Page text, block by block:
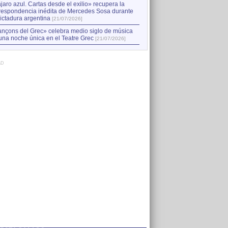
azul. Cartas desde el exilio» recupera la
inédita de Mercedes Sosa durante
argentina [21/07/2026]
del Grec» celebra medio siglo de música
noche única en el Teatre Grec [21/07/2026]